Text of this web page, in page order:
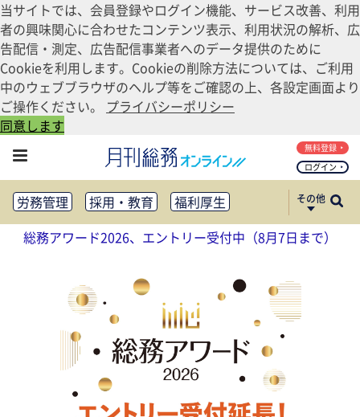
当サイトでは、会員登録やログイン機能、サービス改善、利用
者の興味関心に合わせたコンテンツ表示、利用状況の解析、広
告配信・測定、広告配信事業者へのデータ提供のために
Cookieを利用します。Cookieの削除方法については、ご利用
中のウェブブラウザのヘルプ等をご確認の上、各設定画面より
ご操作ください。 プライバシーポリシー
同意します
ログイン
無料登録
労務管理 採用・教育
福利厚生
健康経営
働き方改革
法務・コンプライアンス
リスクマネジメント・BCP
社外・社内広報
社外・社内コミュニケーション活性化
FM・オフィス移転
CSR・SDGs
テクノロジー活用・DX
助成金・補助金・コスト削減
アウトソーシング・BPO
調査・レポート
その他
総務アワード2026、エントリー受付中（8月7日まで）